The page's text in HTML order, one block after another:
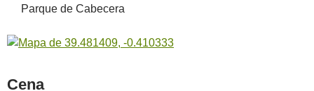
Parque de Cabecera
Cena